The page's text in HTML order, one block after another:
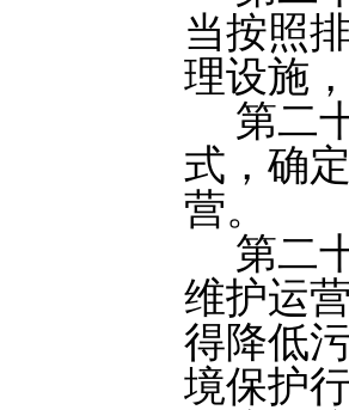
当按照
理设施
第二
式，确
营。
第二
维护运
得降低
境保护